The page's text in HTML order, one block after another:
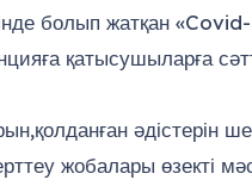
болып жатқан
қатысушыларға
әдістерін
жобалары өзекті